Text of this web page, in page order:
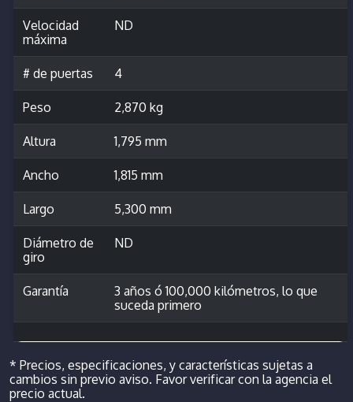
Velocidad
máxima
ND
# de puertas 4
Peso 2,870 kg
Altura 1,795 mm
Ancho 1,815 mm
Largo 5,300 mm
Diámetro de
giro
ND
Garantía
3 años ó 100,000 kilómetros, lo que
suceda primero
* Precios, especificaciones, y características sujetas a
cambios sin previo aviso. Favor verificar con la agencia el
precio actual.